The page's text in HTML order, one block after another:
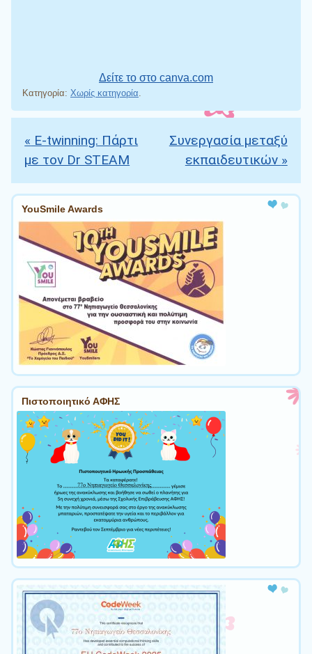
Δείτε το στο canva.com
Κατηγορία: Χωρίς κατηγορία
Πλοήγηση άρθρων
« E-twinning: Πάρτι
με τον Dr STEAM
Συνεργασία μεταξύ
εκπαιδευτικών »
YouSmile Awards
Πιστοποιητικό ΑΦΗΣ